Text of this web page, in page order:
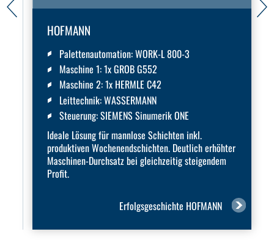
HOFMANN
Palettenautomation:WORK-L 800-3
Maschine 1: 1x GROB G552
Maschine 2: 1x HERMLE C42
Leittechnik:WASSERMANN
Steuerung:SIEMENS Sinumerik ONE
Ideale Lösung für mannlose Schichten inkl.
produktiven Wochenendschichten. Deutlich erhöhter
Maschinen-Durchsatz bei gleichzeitig steigendem
Profit.
Erfolgsgeschichte HOFMANN